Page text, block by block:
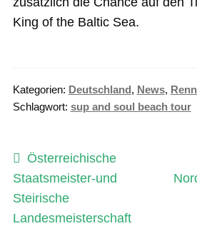
King of the Baltic Sea.
Kategorien: Deutschland, News,
Schlagwort: sup and soul beach tour
Beitragsnavigation
Vorheriger
Beitrag:
Österreichische
Staatsmeister-und
Steirische
Landesmeisterschaft